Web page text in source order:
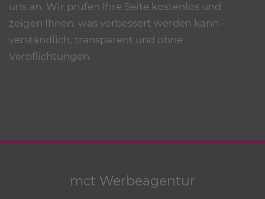
uns an. Wir prüfen Ihre Seite kostenlos und
zeigen Ihnen, was verbessert werden kann –
verständlich, transparent und ohne
Verpflichtungen.
mct Werbeagentur